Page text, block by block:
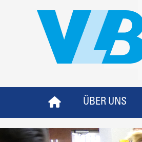
ÜBER UNS